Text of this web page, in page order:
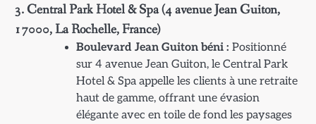
3. Central Park Hotel & Spa (4 avenue Jean Guiton,
17000, La Rochelle, France)
Boulevard Jean Guiton béni : Positionné
sur 4 avenue Jean Guiton, le Central Park
Hotel & Spa appelle les clients à une retraite
haut de gamme, offrant une évasion
élégante avec en toile de fond les paysages